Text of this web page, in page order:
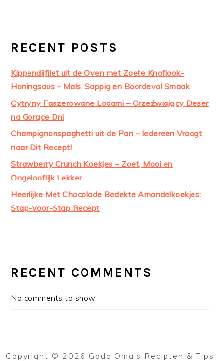
RECENT POSTS
Kippendijfilet uit de Oven met Zoete Knoflook-
Honingsaus – Mals, Sappig en Boordevol Smaak
Cytryny Faszerowane Lodami – Orzeźwiający Deser
na Gorące Dni
Champignonspaghetti uit de Pan – Iedereen Vraagt
naar Dit Recept!
Strawberry Crunch Koekjes – Zoet, Mooi en
Ongelooflijk Lekker
Heerlijke Met Chocolade Bedekte Amandelkoekjes:
Stap-voor-Stap Recept
RECENT COMMENTS
No comments to show.
Copyright © 2026 Goda Oma's Recipten & Tips